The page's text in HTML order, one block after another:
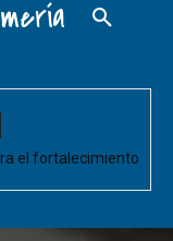
el fortalecimiento
para...